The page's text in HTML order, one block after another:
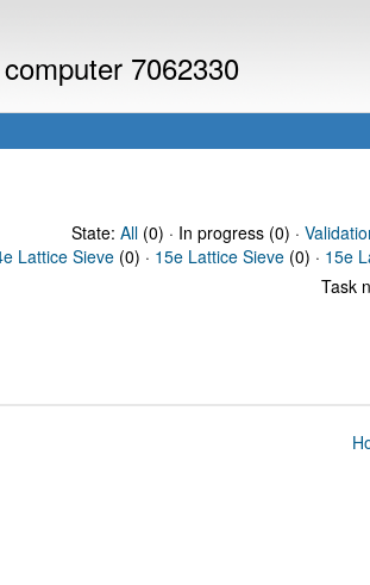
7062330
State: All(0) · In progress (0) ·
Lattice Sieve (0) · 15e Lattice Sieve (0) · 15e
Task